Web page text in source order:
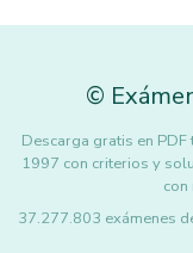
©
Descarga gratis en
1997 con criterios y
37.277.803 exámenes